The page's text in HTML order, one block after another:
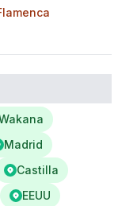
Madrid
Castilla
EEUU